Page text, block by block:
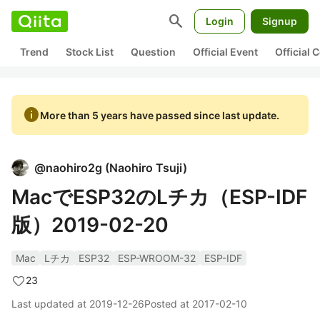
search Login Signup
Trend Stock List Question Official Event Official
infoMore than 5 years have passed since last update.
@naohiro2g (Naohiro Tsuji)
MacでESP32のLチカ（ESP-IDF
版）2019-02-20
Mac Lチカ ESP32 ESP-WROOM-32
ESP-IDF
23
Last updated at 2019-12-26Posted at 2017-02-10